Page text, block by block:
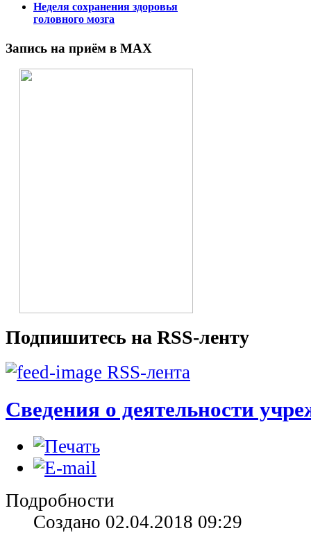
Неделя сохранения здоровья
головного мозга
Запись на приём в MAX
Подпишитесь на RSS-ленту
RSS-лента
Сведения о деятельности
Подробности
Создано 02.04.2018 09:29